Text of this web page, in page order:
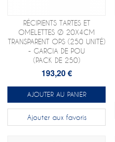
RÉCIPIENTS TARTES ET
OMELETTES Ø 20X4CM
TRANSPARENT OPS (250 UNITÉ)
- GARCIA DE POU
(PACK DE 250)
193,20 €
AJOUTER AU PANIER
Ajouter aux favoris